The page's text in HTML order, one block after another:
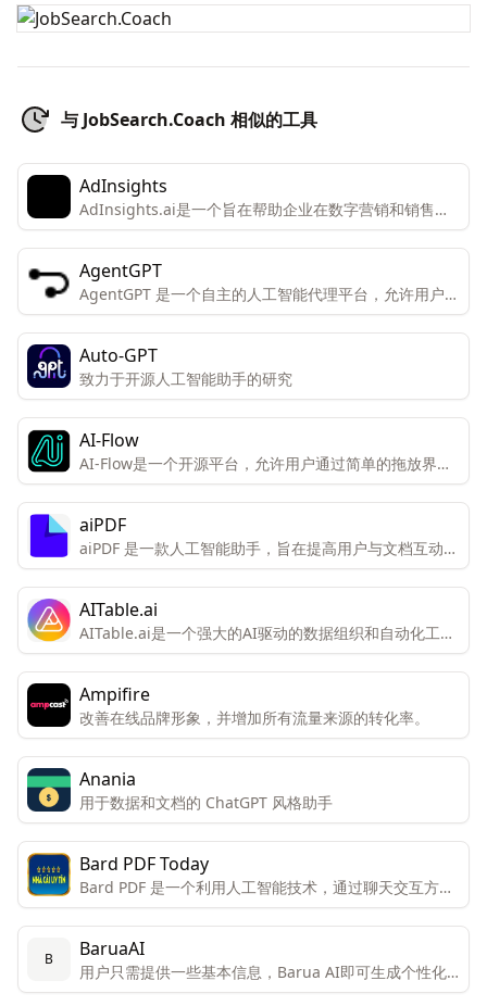
与 JobSearch.Coach 相似的工具
AdInsights
AdInsights.ai是一个旨在帮助企业在数字营销和销售方
面实现增长和效率的平台。
AgentGPT
AgentGPT 是一个自主的人工智能代理平台，允许用户在
浏览器中创建和部署可定制的自主AI代理。
Auto-GPT
致力于开源人工智能助手的研究
AI-Flow
AI-Flow是一个开源平台，允许用户通过简单的拖放界面
创建自定义的AI工具。该平台专为创新者和创造者设计，
便于他们连接和组合不同的AI模型以获得独特的结果。
aiPDF
aiPDF 是一款人工智能助手，旨在提高用户与文档互动的
效率和体验。
AITable.ai
AITable.ai是一个强大的AI驱动的数据组织和自动化工
具，旨在通过其视觉界面和集成能力简化个人和企业的
CRM、项目管理和生产力需求。
Ampifire
改善在线品牌形象，并增加所有流量来源的转化率。
Anania
用于数据和文档的 ChatGPT 风格助手
Bard PDF Today
Bard PDF 是一个利用人工智能技术，通过聊天交互方式
帮助用户理解和处理PDF文档的创新工具。
B BaruaAI
用户只需提供一些基本信息，Barua AI即可生成个性化
的销售邮件。